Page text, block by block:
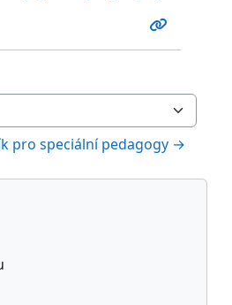
pro speciální pedagogy →